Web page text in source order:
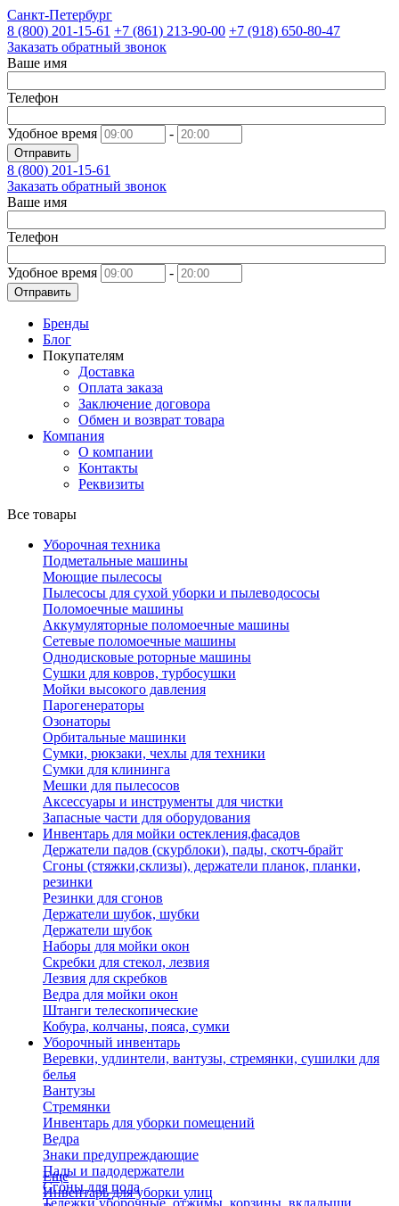
Санкт-Петербург
8 (800) 201-15-61 +7 (861) 213-90-00 +7 (918) 650-80-47
Заказать обратный звонок
Ваше имя
Телефон
Удобное время -
Отправить
8 (800) 201-15-61
Заказать обратный звонок
Ваше имя
Телефон
Удобное время -
Отправить
Бренды
Блог
Покупателям
Доставка
Оплата заказа
Заключение договора
Обмен и возврат товара
Компания
О компании
Контакты
Реквизиты
Все товары
Уборочная техника
Подметальные машины
Моющие пылесосы
Пылесосы для сухой уборки и пылеводососы
Поломоечные машины
Аккумуляторные поломоечные машины
Сетевые поломоечные машины
Однодисковые роторные машины
Сушки для ковров, турбосушки
Мойки высокого давления
Парогенераторы
Озонаторы
Орбитальные машинки
Сумки, рюкзаки, чехлы для техники
Сумки для клининга
Мешки для пылесосов
Аксессуары и инструменты для чистки
Запасные части для оборудования
Инвентарь для мойки остекления,фасадов
Держатели падов (скурблоки), пады, скотч-брайт
Сгоны (стяжки,склизы), держатели планок, планки,
резинки
Резинки для сгонов
Держатели шубок, шубки
Держатели шубок
Наборы для мойки окон
Скребки для стекол, лезвия
Лезвия для скребков
Ведра для мойки окон
Штанги телескопические
Кобура, колчаны, пояса, сумки
Уборочный инвентарь
Веревки, удлинтели, вантузы, стремянки, сушилки для
белья
Вантузы
Стремянки
Инвентарь для уборки помещений
Ведра
Знаки предупреждающие
Пады и падодержатели
Сгоны для пола
Тележки уборочные, отжимы, корзины, вкладыши
Еще
Инвентарь для уборки улиц